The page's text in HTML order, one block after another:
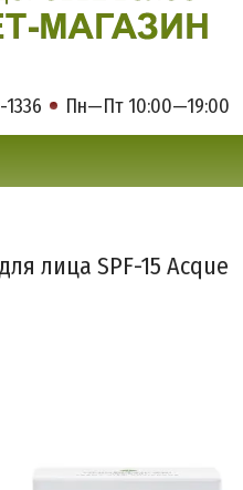
Пн—Пт 10:00—19:00
лица SPF-15 Acque